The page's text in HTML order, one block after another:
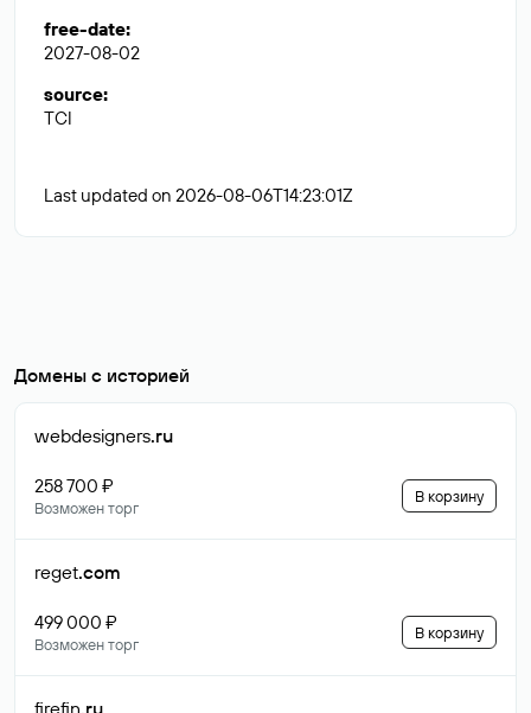
free-date:
2027-08-02
source:
TCI
Last updated on 2026-08-06T14:23:01Z
Домены с историей
webdesigners.ru
258 700 ₽
Возможен торг
В корзину
reget.com
499 000 ₽
Возможен торг
В корзину
firefin.ru